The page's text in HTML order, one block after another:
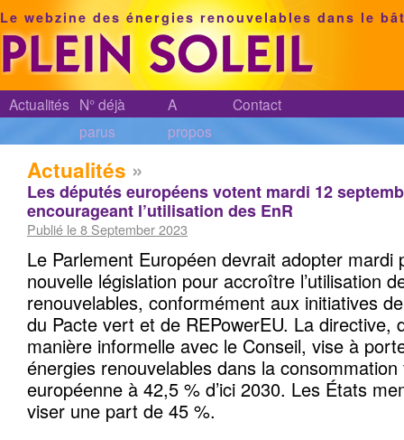
Le webzine des énergies renouvelables dans le
Actualités N° déjà
parus
A
propos
Contact
Actualités »
Les députés européens votent mardi 12
encourageant l’utilisation des EnR
Publié le 8 September 2023
Le Parlement Européen devrait adopter mardi
nouvelle législation pour accroître l’utilisation
renouvelables, conformément aux initiatives
du Pacte vert et de REPowerEU. La directive,
manière informelle avec le Conseil, vise à
énergies renouvelables dans la consommation
européenne à 42,5 % d’ici 2030. Les États
viser une part de 45 %.